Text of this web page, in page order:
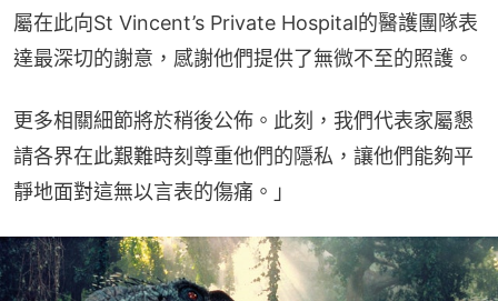
屬在此向St Vincent’s Private Hospital的醫護團隊表
達最深切的謝意，感謝他們提供了無微不至的照護。
更多相關細節將於稍後公佈。此刻，我們代表家屬懇
請各界在此艱難時刻尊重他們的隱私，讓他們能夠平
靜地面對這無以言表的傷痛。」